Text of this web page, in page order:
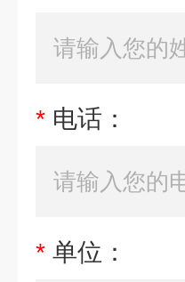
* 电话：
* 单位：